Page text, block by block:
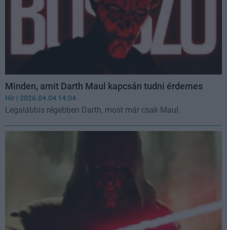
Minden, amit Darth Maul kapcsán tudni érdemes
Hír | 2026.04.04 14:04
Legalábbis régebben Darth, most már csak Maul.